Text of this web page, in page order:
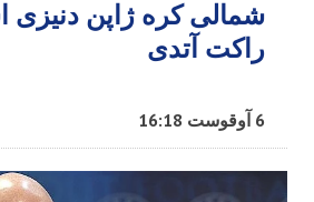
شمالی کره ژاپن دنیزی
راکت آتدی
6 آوقوست 16:18